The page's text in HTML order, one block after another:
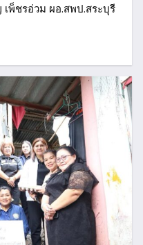
พ็ชรอ่วม ผอ.สพป.สระบุรี